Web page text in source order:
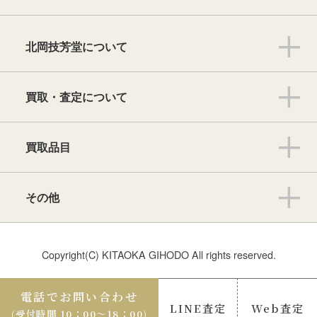
北岡技芳堂について
買取・査定について
買取品目
その他
Copyright(C) KITAOKA GIHODO All rights reserved.
電話でお問い合わせ
(受付時間 10：00〜18：00) LINE査定 Web査定